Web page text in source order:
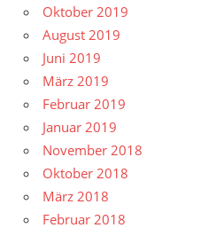
Oktober 2019
August 2019
Juni 2019
März 2019
Februar 2019
Januar 2019
November 2018
Oktober 2018
März 2018
Februar 2018